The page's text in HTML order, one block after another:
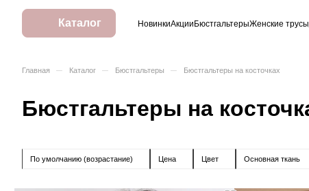
Каталог НовинкиАкцииБюстгальтерыЖенские трусы
Главная – Каталог – Бюстгальтеры – Бюстгальтеры на косточках
Бюстгальтеры на
По умолчанию (возрастание) Цена Цвет Основная ткань